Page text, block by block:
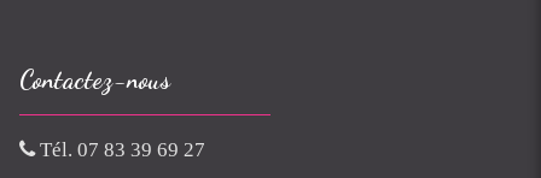
Contactez-nous
Tél. 07 83 39 69 27